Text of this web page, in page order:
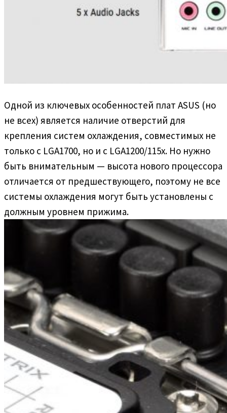
Одной из ключевых особенностей плат ASUS (но
не всех) является наличие отверстий для
крепления систем охлаждения, совместимых не
только с LGA1700, но и с LGA1200/115x. Но нужно
быть внимательным — высота нового процессора
отличается от предшествующего, поэтому не все
системы охлаждения могут быть установлены с
должным уровнем прижима.